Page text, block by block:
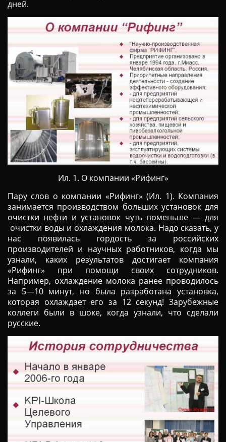
дней.
Ил. 1. О компании «Рифинг»
Пару слов о компании «Рифинг» (Ил. 1). Компания
занимается производством больших установок для
очистки нефти и установок чуть поменьше — для
очистки воды и охлаждения молока. Надо сказать, у
нас появилась гордость за российских
производителей и научных работников, когда мы
узнали, каких результатов достигает компания
«Рифинг» при помощи своих сотрудников.
Например, охлаждение молока ранее проводилось
за 5—10 минут, но была разработана установка,
которая охлаждает его за 12 секунд! Зарубежные
коллеги были в шоке, когда узнали, что сделали
русские.